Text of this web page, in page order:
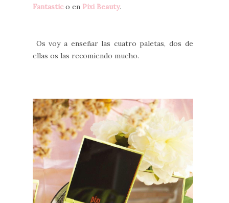
Fantastic o en Pixi Beauty.
Os voy a enseñar las cuatro paletas, dos de
ellas os las recomiendo mucho.